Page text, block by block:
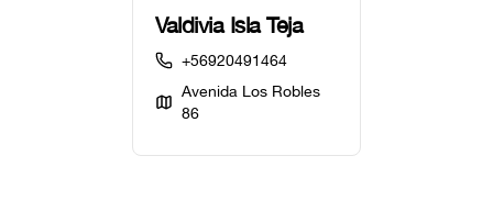
Valdivia Isla Teja
+56920491464
Avenida Los Robles
86